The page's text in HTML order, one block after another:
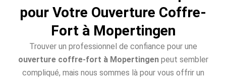
pour Votre Ouverture Coffre-
Fort à Mopertingen
Trouver un professionnel de confiance pour une
ouverture coffre-fort à Mopertingenpeut sembler
compliqué, mais nous sommes là pour vous offrir un